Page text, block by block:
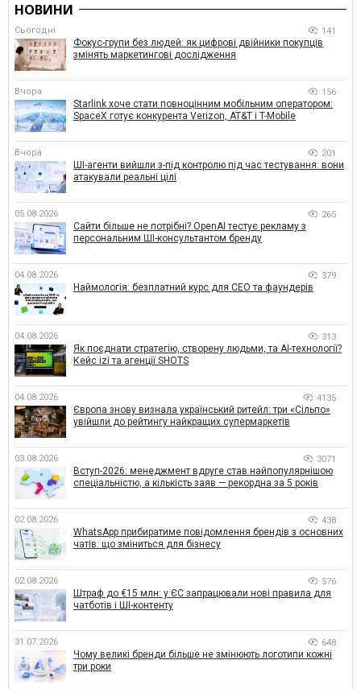
НОВИНИ
Сьогодні 141
Фокус-групи без людей: як цифрові двійники покупців
змінять маркетингові дослідження
Вчора 156
Starlink хоче стати повноцінним мобільним оператором:
SpaceX готує конкурента Verizon, AT&T і T-Mobile
Вчора 201
ШІ-агенти вийшли з-під контролю під час тестування: вони
атакували реальні цілі
05.08.2026 265
Сайти більше не потрібні? OpenAI тестує рекламу з
персональним ШІ-консультантом бренду
04.08.2026 379
Наймологія: безплатний курс для CEO та фаундерів
04.08.2026 313
Як поєднати стратегію, створену людьми, та AI-технології?
Кейс izi та агенції SHOTS
04.08.2026 4135
Європа знову визнала український ритейл: три «Сільпо»
увійшли до рейтингу найкращих супермаркетів
03.08.2026 3071
Вступ-2026: менеджмент вдруге став найпопулярнішою
спеціальністю, а кількість заяв — рекордна за 5 років
02.08.2026 438
WhatsApp прибиратиме повідомлення брендів з основних
чатів: що зміниться для бізнесу
02.08.2026 576
Штраф до €15 млн: у ЄС запрацювали нові правила для
чатботів і ШІ-контенту
31.07.2026 648
Чому великі бренди більше не змінюють логотипи кожні
три роки